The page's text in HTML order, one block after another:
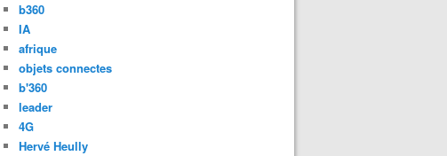
b360
IA
afrique
objets connectes
b'360
leader
4G
Hervé Heully